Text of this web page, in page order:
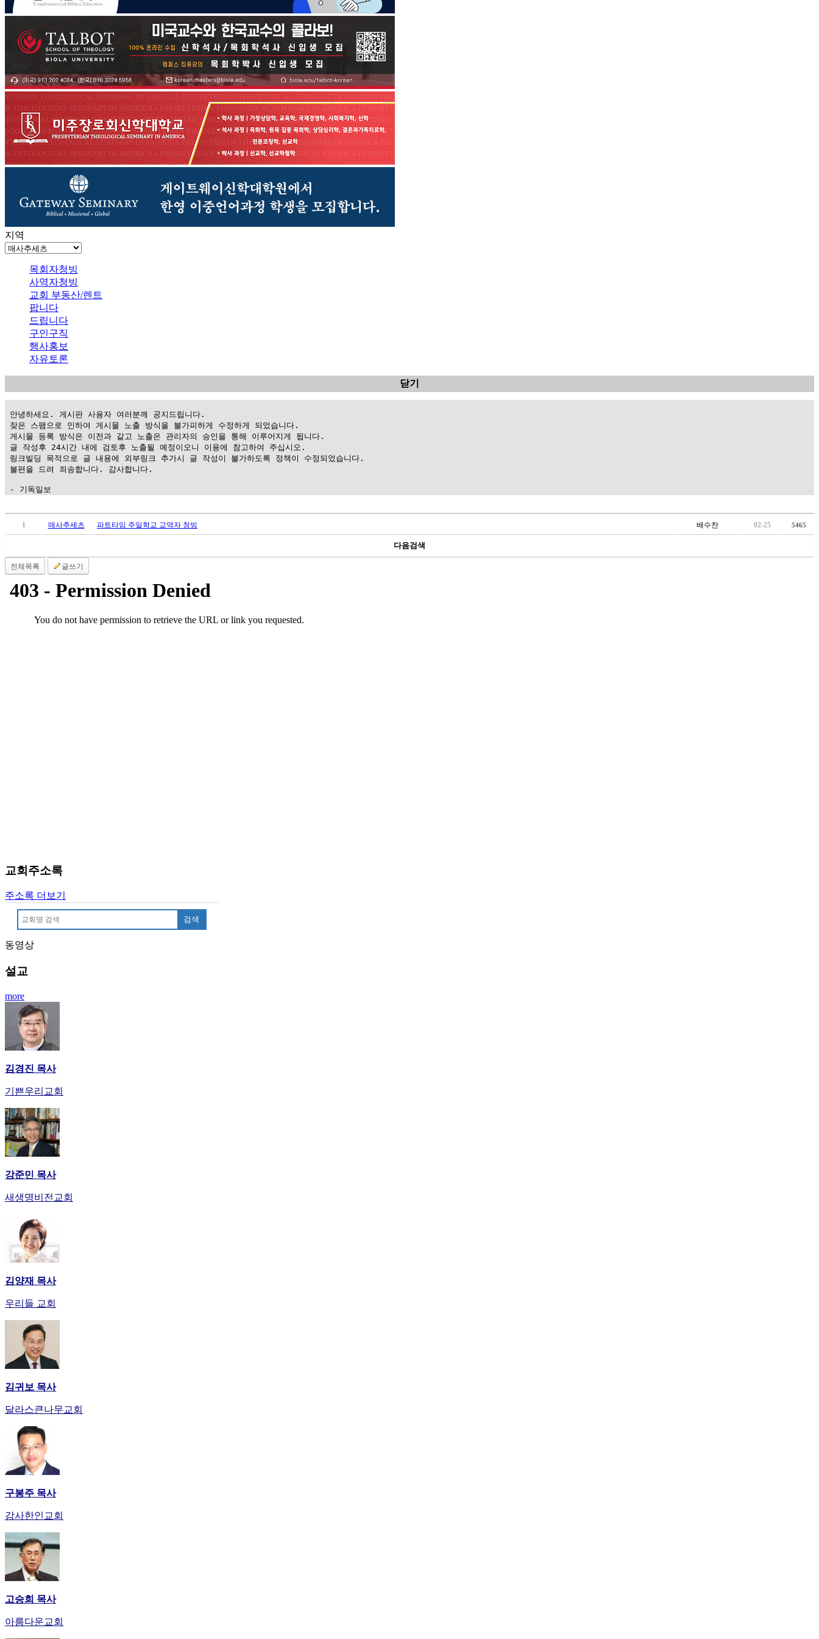
지역
목회자청빙
사역자청빙
교회 부동산/렌트
팝니다
드립니다
구인구직
행사홍보
자유토론
닫기
안녕하세요. 게시판 사용자 여러분께 공지드립니다.
잦은 스팸으로 인하여 게시물 노출 방식을 불가피하게 수정하게 되었습니다.
게시물 등록 방식은 이전과 같고 노출은 관리자의 승인을 통해 이루어지게 됩니다.
글 작성후 24시간 내에 검토후 노출될 예정이오니 이용에 참고하여 주십시오.
링크빌딩 목적으로 글 내용에 외부링크 추가시 글 작성이 불가하도록 정책이 수정되었습니다.
불편을 드려 죄송합니다. 감사합니다.
- 기독일보
만
찾
기
은
야
우
즐
성
탑-
릴
지
기
전
료
약
임
심
중
절
코
아
신
규
제
휴
사
료
남
플
후
기
평
기
약
비
아
탑-
1 매사추세츠 파트타임 주일학교 교역자 청빙 배수찬 02-25 5465
다음검색
전체목록 글쓰기
교회주소록
주소록 더보기
검색
동영상
설교
more
김경진 목사
기쁜우리교회
강준민 목사
새생명비전교회
김양재 목사
우리들 교회
김귀보 목사
달라스큰나무교회
구봉주 목사
감사한인교회
고승희 목사
아름다운교회